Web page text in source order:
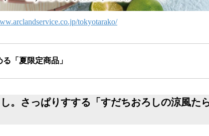
tokyotarako/
「夏限定商品」
。さっぱりすする 「 すだちおろしの涼風た